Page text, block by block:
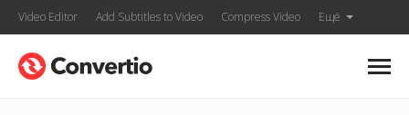
Video Editor Add Subtitles to Video Compress Video Ещё